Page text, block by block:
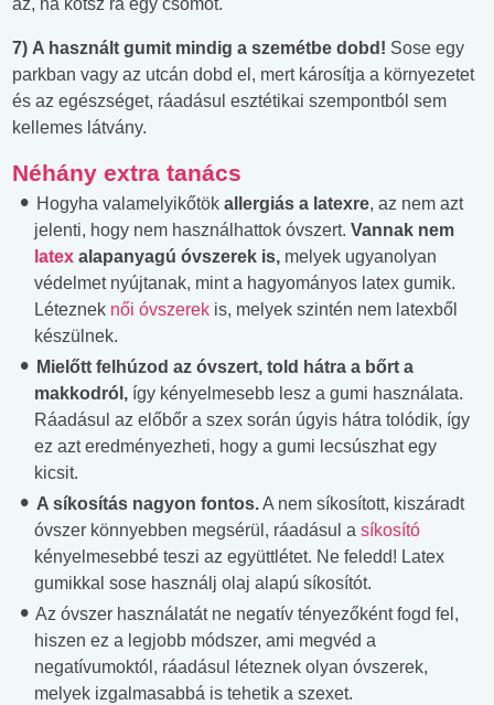
az, ha kötsz rá egy csomót.
7) A használt gumit mindig a szemétbe dobd! Sose egy
parkban vagy az utcán dobd el, mert károsítja a környezetet
és az egészséget, ráadásul esztétikai szempontból sem
kellemes látvány.
Néhány extra tanács
Hogyha valamelyikőtök allergiás a latexre, az nem azt
jelenti, hogy nem használhattok óvszert. Vannak nem
latex alapanyagú óvszerek is, melyek ugyanolyan
védelmet nyújtanak, mint a hagyományos latex gumik.
Léteznek női óvszerek is, melyek szintén nem latexből
készülnek.
Mielőtt felhúzod az óvszert, told hátra a bőrt a
makkodról, így kényelmesebb lesz a gumi használata.
Ráadásul az előbőr a szex során úgyis hátra tolódik, így
ez azt eredményezheti, hogy a gumi lecsúszhat egy
kicsit.
A síkosítás nagyon fontos.A nem síkosított, kiszáradt
óvszer könnyebben megsérül, ráadásul a síkosító
kényelmesebbé teszi az együttlétet. Ne feledd! Latex
gumikkal sose használj olaj alapú síkosítót.
Az óvszer használatát ne negatív tényezőként fogd fel,
hiszen ez a legjobb módszer, ami megvéd a
negatívumoktól, ráadásul léteznek olyan óvszerek,
melyek izgalmasabbá is tehetik a szexet.